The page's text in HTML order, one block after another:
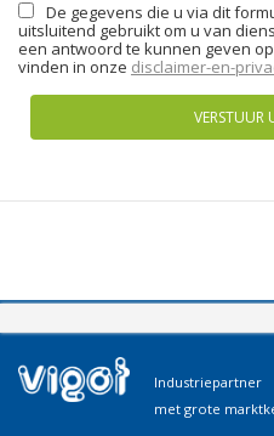
De gegevens die u via dit
uitsluitend gebruikt om u van
een antwoord te kunnen geven
vinden in onze disclaimer-en-
VERSTUUR
Industriepartner
met grote